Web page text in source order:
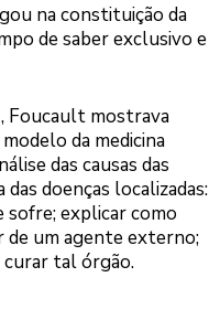
na constituição da
de saber exclusivo e
Foucault mostrava
da medicina
das causas das
doenças localizadas:
sofre; explicar como
de um agente externo;
curar tal órgão.